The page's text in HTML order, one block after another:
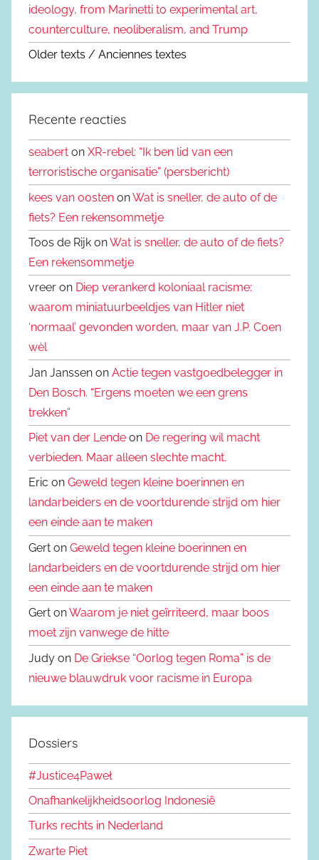
ideology, from Marinetti to experimental art,
counterculture, neoliberalism, and Trump
Older texts / Anciennes textes
Recente reacties
seabert on XR-rebel: “Ik ben lid van een
terroristische organisatie” (persbericht)
kees van oosten onWat is sneller, de auto of de
fiets? Een rekensommetje
Toos de Rijk onWat is sneller, de auto of de fiets?
Een rekensommetje
vreer on Diep verankerd koloniaal racisme:
waarom miniatuurbeeldjes van Hitler niet
‘normaal’ gevonden worden, maar van J.P. Coen
wèl
Jan Janssen on Actie tegen vastgoedbelegger in
Den Bosch. “Ergens moeten we een grens
trekken”
Piet van der Lende on De regering wil macht
verbieden. Maar alleen slechte macht.
Eric on Geweld tegen kleine boerinnen en
landarbeiders en de voortdurende strijd om hier
een einde aan te maken
Gert on Geweld tegen kleine boerinnen en
landarbeiders en de voortdurende strijd om hier
een einde aan te maken
Gert onWaarom je niet geïrriteerd, maar boos
moet zijn vanwege de hitte
Judy on De Griekse “Oorlog tegen Roma” is de
nieuwe blauwdruk voor racisme in Europa
Dossiers
#Justice4Paweł
Onafhankelijkheidsoorlog Indonesië
Turks rechts in Nederland
Zwarte Piet